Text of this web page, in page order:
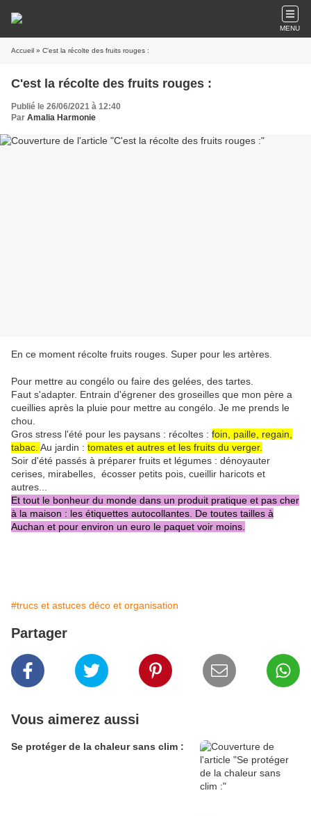
MENU
Accueil » C'est la récolte des fruits rouges :
C'est la récolte des fruits rouges :
Publié le 26/06/2021 à 12:40
Par Amalia Harmonie
En ce moment récolte fruits rouges. Super pour les artères.
Pour mettre au congélo ou faire des gelées, des tartes.
Faut s'adapter. Entrain d'égrener des groseilles que mon père a
cueillies après la pluie pour mettre au congélo. Je me prends le
chou.
Gros stress l'été pour les paysans : récoltes : foin, paille, regain,
tabac. Au jardin : tomates et autres et les fruits du verger.
Soir d'été passés à préparer fruits et légumes : dénoyauter
cerises, mirabelles, écosser petits pois, cueillir haricots et
autres...
Et tout le bonheur du monde dans un produit pratique et pas cher
à la maison : les étiquettes autocollantes. De toutes tailles à
Auchan et pour environ un euro le paquet voir moins.
#trucs et astuces déco et organisation
Partager
Vous aimerez aussi
Se protéger de la chaleur sans clim :